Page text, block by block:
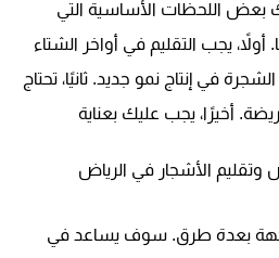
بعض اللحظات الأساسية التي
يجب التقليم في أواخر الشتاء
في إنتاج نمو جديد. ثانيًا، تحتاج
أخيرًا، يجب عليك بعناية
الأشجار في الرياض
بعدة طرق. سوف يساعد في